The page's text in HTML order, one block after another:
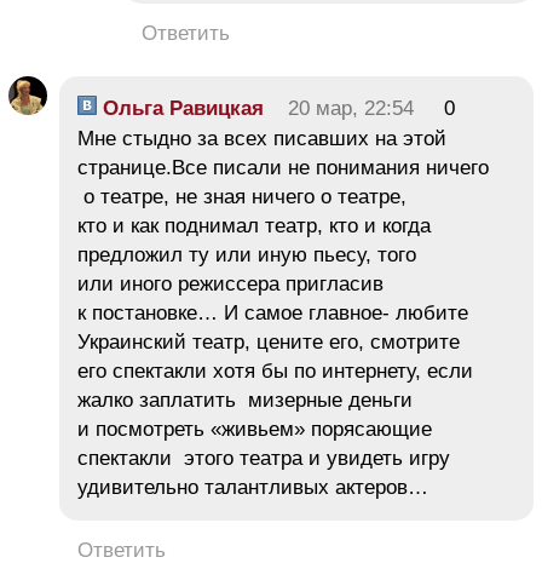
Ответить
Ольга Равицкая 20 мар, 22:54
0
Мне стыдно за всех писавших на этой
странице.Все писали не понимания ничего
о театре, не зная ничего о театре,
кто и как поднимал театр, кто и когда
предложил ту или иную пьесу, того
или иного режиссера пригласив
к постановке… И самое главное- любите
Украинский театр, цените его, смотрите
его спектакли хотя бы по интернету, если
жалко заплатить мизерные деньги
и посмотреть «живьем» порясающие
спектакли этого театра и увидеть игру
удивительно талантливых актеров…
Ответить